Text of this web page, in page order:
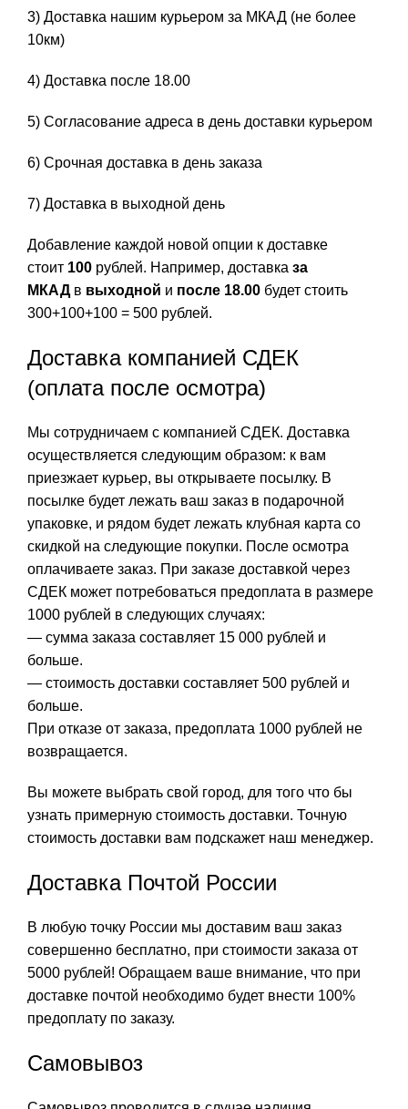
3) Доставка нашим курьером за МКАД (не более
10км)
4) Доставка после 18.00
5) Согласование адреса в день доставки курьером
6) Срочная доставка в день заказа
7) Доставка в выходной день
Добавление каждой новой опции к доставке
стоит 100 рублей. Например, доставка за
МКАДв выходной и после 18.00 будет стоить
300+100+100 = 500 рублей.
Доставка компанией СДЕК
(оплата после осмотра)
Мы сотрудничаем с компанией СДЕК. Доставка
осуществляется следующим образом: к вам
приезжает курьер, вы открываете посылку. В
посылке будет лежать ваш заказ в подарочной
упаковке, и рядом будет лежать клубная карта со
скидкой на следующие покупки. После осмотра
оплачиваете заказ. При заказе доставкой через
СДЕК может потребоваться предоплата в размере
1000 рублей в следующих случаях:
— сумма заказа составляет 15 000 рублей и
больше.
— стоимость доставки составляет 500 рублей и
больше.
При отказе от заказа, предоплата 1000 рублей не
возвращается.
Вы можете выбрать свой город, для того что бы
узнать примерную стоимость доставки. Точную
стоимость доставки вам подскажет наш менеджер.
Доставка Почтой России
В любую точку России мы доставим ваш заказ
совершенно бесплатно, при стоимости заказа от
5000 рублей! Обращаем ваше внимание, что при
доставке почтой необходимо будет внести 100%
предоплату по заказу.
Самовывоз